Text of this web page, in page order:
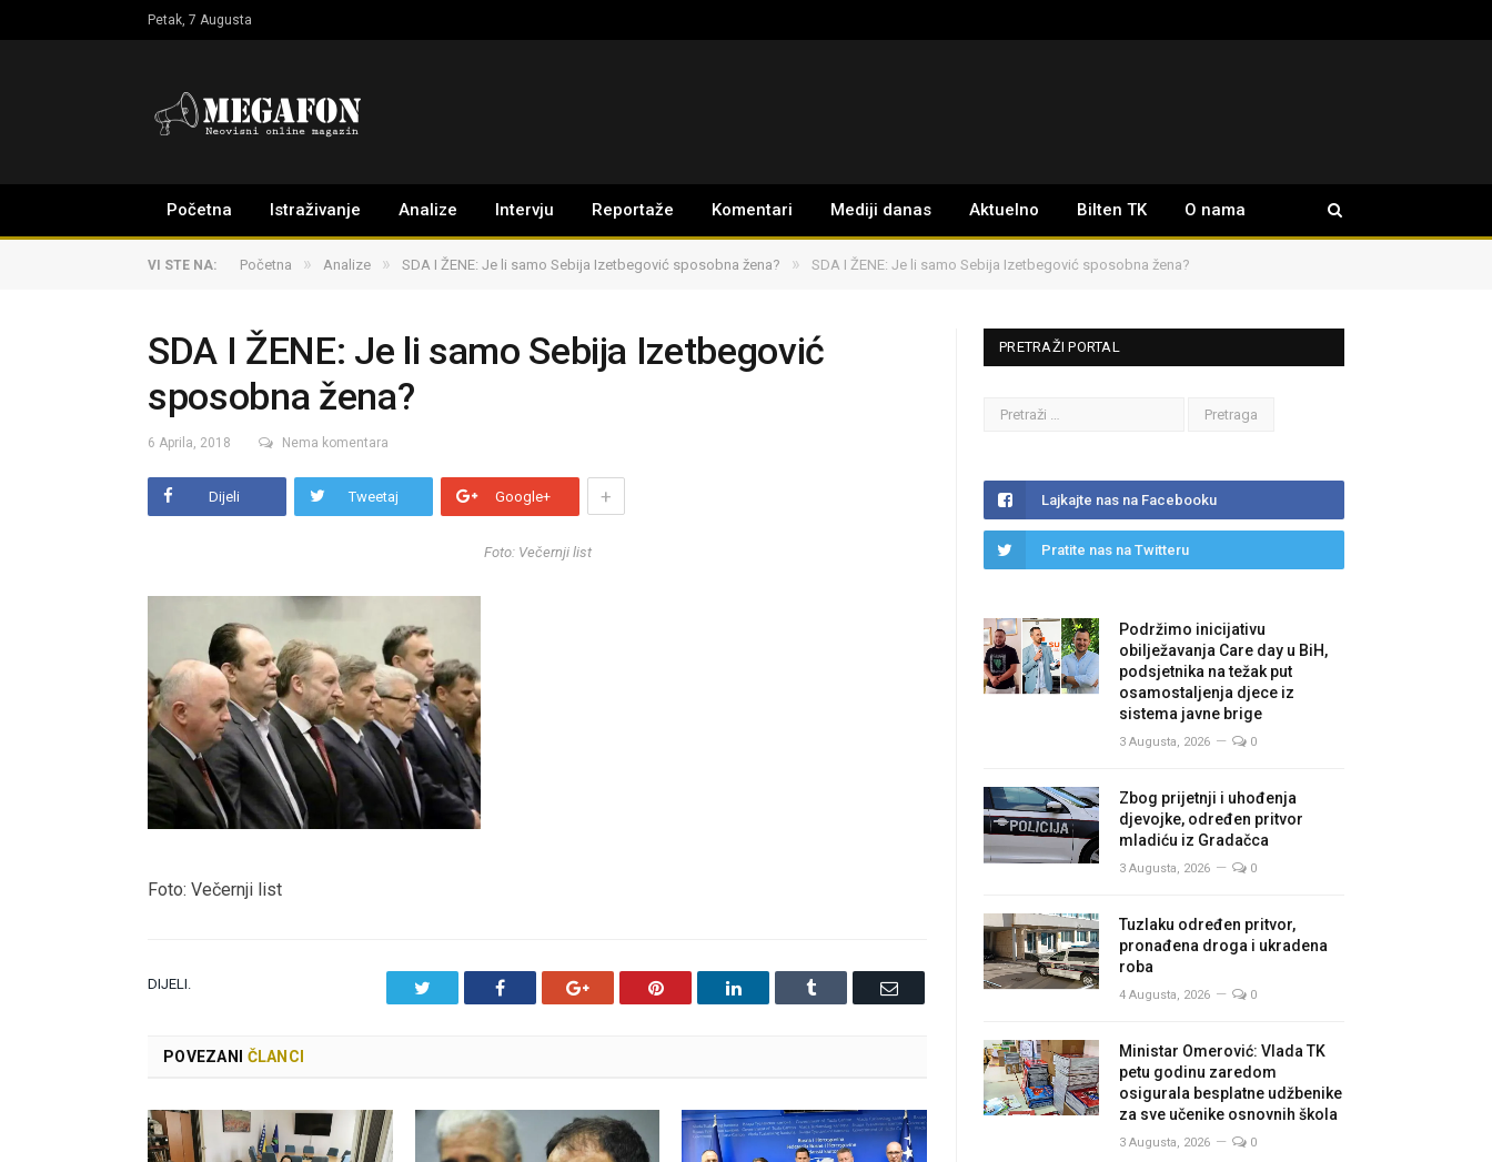
Petak, 7 Augusta
Početna Istraživanje Analize Intervju Reportaže Komentari Mediji danas Aktuelno Bilten TK O nama
VI STE NA: Početna » Analize » SDA I ŽENE: Je li samo Sebija Izetbegović sposobna žena? » SDA I ŽENE: Je li samo Sebija Izetbegović sposobna žena?
SDA I ŽENE: Je li samo Sebija Izetbegović
sposobna žena?
6 Aprila, 2018 Nema komentara
Dijeli Tweetaj Google+ +
Foto: Večernji list
Foto: Večernji list
DIJELI. Facebook Google+ Pinterest LinkedIn Tumblr Email
POVEZANI ČLANCI
PRETRAŽI PORTAL
Lajkajte nas na Facebooku
Pratite nas na Twitteru
Podržimo inicijativu
obilježavanja Care day u BiH,
podsjetnika na težak put
osamostaljenja djece iz
sistema javne brige
3 Augusta, 2026 0
Zbog prijetnji i uhođenja
djevojke, određen pritvor
mladiću iz Gradačca
3 Augusta, 2026 0
Tuzlaku određen pritvor,
pronađena droga i ukradena
roba
4 Augusta, 2026 0
Ministar Omerović: Vlada TK
petu godinu zaredom
osigurala besplatne udžbenike
za sve učenike osnovnih škola
3 Augusta, 2026 0